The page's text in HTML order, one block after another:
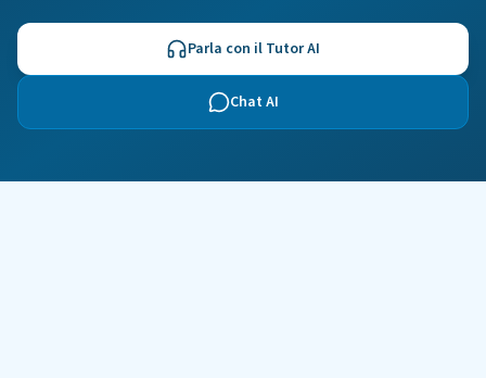
Parla con il Tutor AI
Chat AI